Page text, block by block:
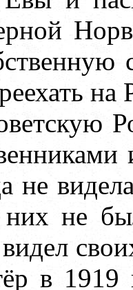
на
не
не
в